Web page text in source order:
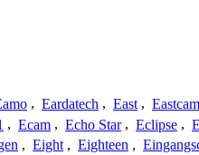
, Eardatech , East , Eastcam
, Ecam , Echo Star , Eclipse ,
, Eight , Eighteen ,